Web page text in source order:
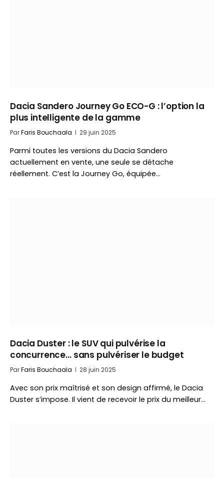
Dacia Sandero Journey Go ECO-G : l’option la
plus intelligente de la gamme
ParFaris Bouchaala 29 juin 2025
Parmi toutes les versions du Dacia Sandero
actuellement en vente, une seule se détache
réellement. C’est la Journey Go, équipée…
Dacia Duster : le SUV qui pulvérise la
concurrence… sans pulvériser le budget
ParFaris Bouchaala 28 juin 2025
Avec son prix maîtrisé et son design affirmé, le Dacia
Duster s’impose. Il vient de recevoir le prix du meilleur…